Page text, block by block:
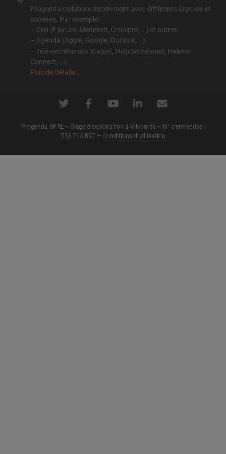
Progenda collabore étroitement avec différents logiciels et
sociétés. Par exemple:
– DMI (Epicure, Medinect, Omnipro, …) et autres
– Agenda (Apple, Google, Outlook, …)
– Télé-secrétariats (Captel, Help Secrétariat, Relieve
Connect, …)
Plus de détails…
Progenda SPRL – Siège d’exploitation à Vilvoorde – N° d’entreprise :
553 714 897 – Conditions d’utilisation